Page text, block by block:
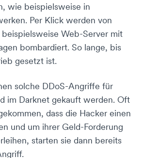
wie beispielsweise in
Per Klick werden von
Web-Server mit
bombardiert. So lange, bis
gesetzt ist.
solche DDoS-Angriffe für
im Darknet gekauft werden. Oft
dass die Hacker einen
und um ihrer Geld-Forderung
starten sie dann bereits